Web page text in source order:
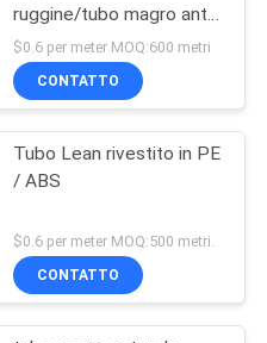
ruggine/tubo magro anti-
statico per portaflussi
$0.6 per meter MOQ:600 metri
CONTATTO
Tubo Lean rivestito in PE
/ ABS
$0.6 per meter MOQ:500 metri.
CONTATTO